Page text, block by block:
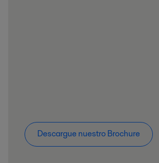
Descargue nuestro Brochure